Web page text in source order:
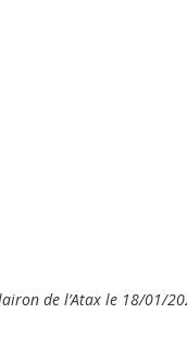
de l’Atax le 18/01/